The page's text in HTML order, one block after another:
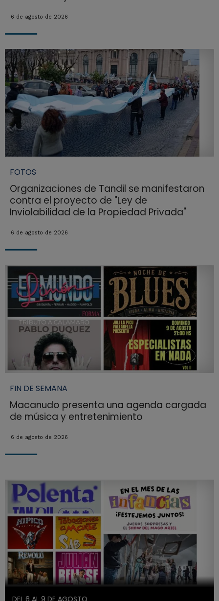
6 de agosto de 2026
FOTOS
Organizaciones de Tandil se manifestaron
contra el proyecto de "Ley de
Inviolabilidad de la Propiedad Privada"
6 de agosto de 2026
FIN DE SEMANA
Macanudo presenta una agenda cargada
de música y entretenimiento
6 de agosto de 2026
DEL 6 AL 9 DE AGOSTO